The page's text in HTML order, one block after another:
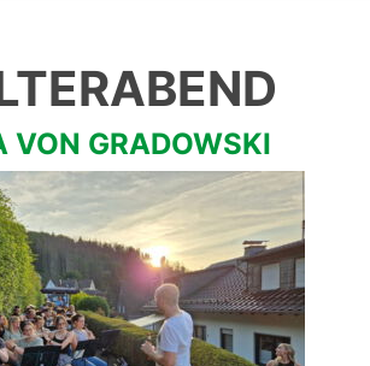
VON GRADOWSKI